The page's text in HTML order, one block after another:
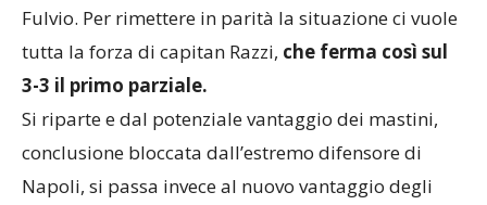
Fulvio. Per rimettere in parità la situazione ci vuole
tutta la forza di capitan Razzi, che ferma così sul
3-3 il primo parziale.
Si riparte e dal potenziale vantaggio dei mastini,
conclusione bloccata dall’estremo difensore di
Napoli, si passa invece al nuovo vantaggio degli